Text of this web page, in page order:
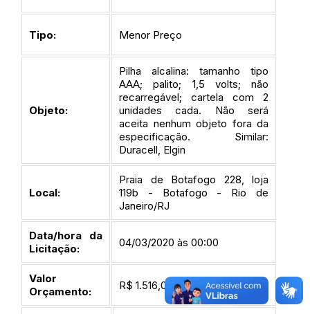
Tipo: Menor Preço
Objeto:
Pilha alcalina: tamanho tipo
AAA; palito; 1,5 volts; não
recarregável; cartela com 2
unidades cada. Não será
aceita nenhum objeto fora da
especificação. Similar:
Duracell, Elgin
Local:
Praia de Botafogo 228, loja
119b - Botafogo - Rio de
Janeiro/RJ
Data/hora da
Licitação:
04/03/2020 às 00:00
Valor
Orçamento:
R$ 1.516,00